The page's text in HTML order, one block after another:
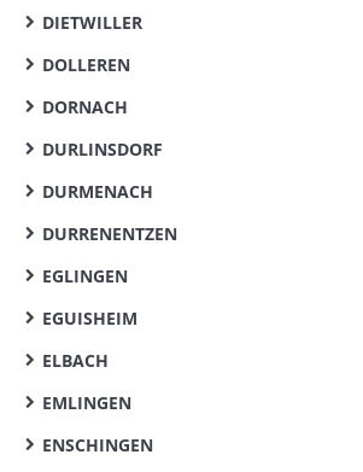
DIETWILLER
DOLLEREN
DORNACH
DURLINSDORF
DURMENACH
DURRENENTZEN
EGLINGEN
EGUISHEIM
ELBACH
EMLINGEN
ENSCHINGEN